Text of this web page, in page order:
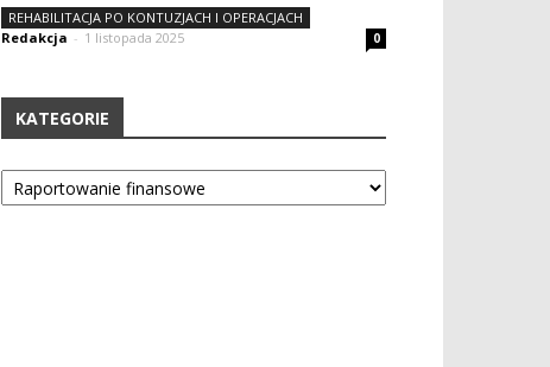
REHABILITACJA PO KONTUZJACH I OPERACJACH
Redakcja - 1 listopada 2025 0
KATEGORIE
Kategorie